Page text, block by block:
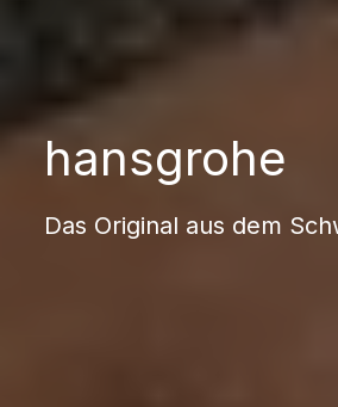
hansgrohe
Das Original aus dem